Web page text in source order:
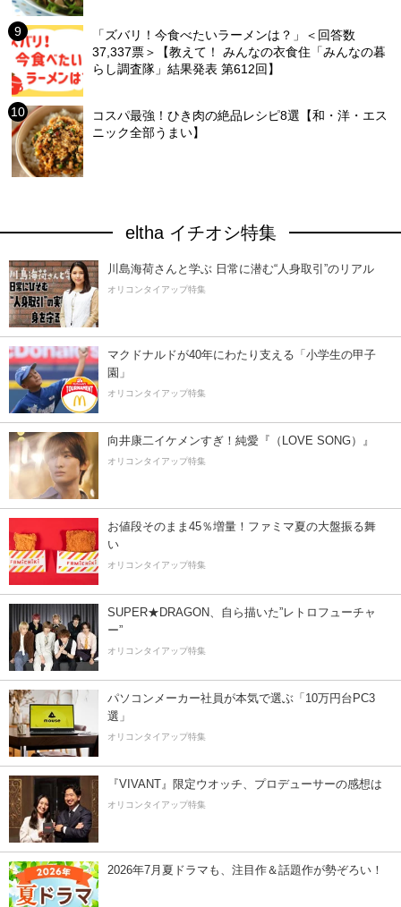
「ズバリ！今食べたいラーメンは？」＜回答数
37,337票＞【教えて！ みんなの衣食住「みんなの暮
らし調査隊」結果発表 第612回】
コスパ最強！ひき肉の絶品レシピ8選【和・洋・エス
ニック全部うまい】
eltha イチオシ特集
川島海荷さんと学ぶ 日常に潜む“人身取引”のリアル
オリコンタイアップ特集
マクドナルドが40年にわたり支える「小学生の甲子
園」
オリコンタイアップ特集
向井康二イケメンすぎ！純愛『（LOVE SONG）』
オリコンタイアップ特集
お値段そのまま45％増量！ファミマ夏の大盤振る舞
い
オリコンタイアップ特集
SUPER★DRAGON、自ら描いた”レトロフューチャ
ー”
オリコンタイアップ特集
パソコンメーカー社員が本気で選ぶ「10万円台PC3
選」
オリコンタイアップ特集
『VIVANT』限定ウオッチ、プロデューサーの感想は
オリコンタイアップ特集
2026年7月夏ドラマも、注目作＆話題作が勢ぞろい！